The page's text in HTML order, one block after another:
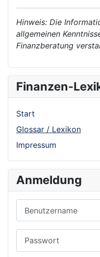
Hinweis: Die
allgemeinen
Finanzberatung
Finanzen-
Start
Glossar / Lexikon
Impressum
Anmeldung